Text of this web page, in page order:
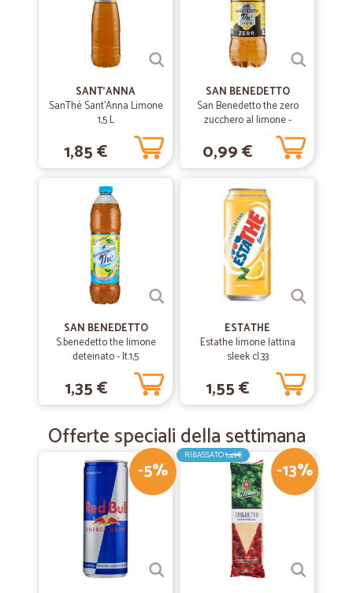
—Rosella B.
Ho acquistato un prodotto che già…
Ho acquistato un prodotto che già conoscevo ma che non trovo più
nei supermercati ad un prezzo molto buono.
SANT'ANNA
SanThé Sant'Anna Limone
1,5 L
1,85 €
SAN BENEDETTO
San Benedetto the zero
zucchero al limone -
0,99 €
SAN BENEDETTO
S.benedetto the limone
deteinato - lt.1,5
1,35 €
ESTATHE
Estathe limone lattina
sleek cl.33
1,55 €
Offerte speciali della settimana
-5% -13%
RIBASSATO1,49€